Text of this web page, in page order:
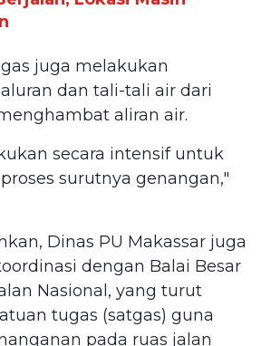
juga melakukan
dan tali-tali air dari
aliran air.
secara intensif untuk
surutnya genangan,"
Dinas PU Makassar juga
dengan Balai Besar
Nasional, yang turut
tugas (satgas) guna
pada ruas jalan